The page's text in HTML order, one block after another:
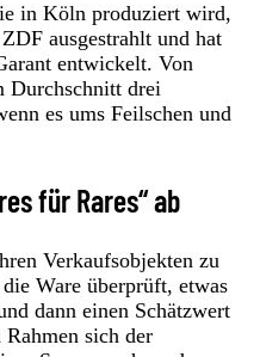
in Köln produziert wird,
ausgestrahlt und hat
entwickelt. Von
Durchschnitt drei
es ums Feilschen und
für Rares“ ab
Verkaufsobjekten zu
Ware überprüft, etwas
dann einen Schätzwert
sich der